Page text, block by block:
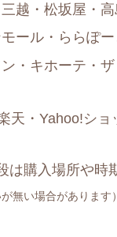
越・松坂屋・
ール・ららぽ
・キホーテ・
天・Yahoo!シ
は購入場所や時
無い場合があります）